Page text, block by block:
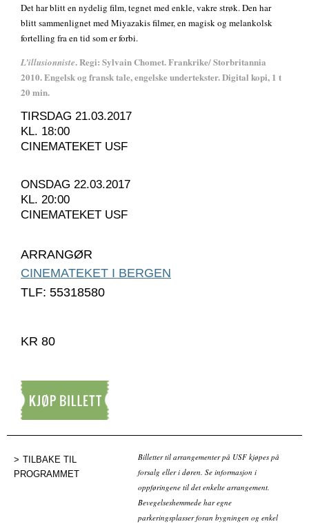
Det har blitt en nydelig film, tegnet med enkle, vakre strøk. Den har
blitt sammenlignet med Miyazakis filmer, en magisk og melankolsk
fortelling fra en tid som er forbi.
L’illusionniste. Regi: Sylvain Chomet. Frankrike/ Storbritannia
2010. Engelsk og fransk tale, engelske undertekster. Digital kopi, 1 t
20 min.
TIRSDAG 21.03.2017
KL. 18:00
CINEMATEKET USF
ONSDAG 22.03.2017
KL. 20:00
CINEMATEKET USF
ARRANGØR
CINEMATEKET I BERGEN
TLF: 55318580
KR 80
TILBAKE TIL
PROGRAMMET
Billetter til arrangementer på USF kjøpes på
forsalg eller i døren. Se informasjon i
oppføringene til det enkelte arrangement.
Bevegelseshemmede har egne
parkeringsplasser foran bygningen og enkel